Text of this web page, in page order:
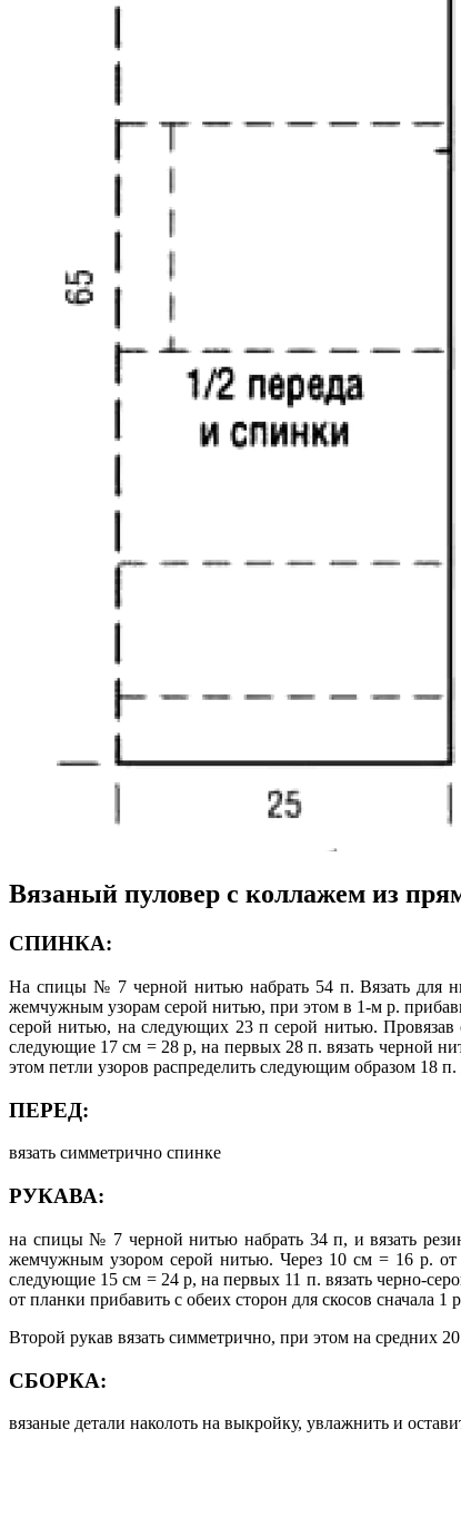
Вязаный пуловер с коллажем из
СПИНКА:
На спицы № 7 черной нитью набрать 54 п. Вязать для
жемчужным узорам серой нитью, при этом в 1-м р.
серой нитью, на следующих 23 п серой нитью.
следующие 17 см = 28 р, на первых 28 п. вязать черной
этом петли узоров распределить следующим образом 18
ПЕРЕД:
вязать симметрично спинке
РУКАВА:
на спицы № 7 черной нитью набрать 34 п, и вязать
жемчужным узором серой нитью. Через 10 см = 16 р.
следующие 15 см = 24 р, на первых 11 п. вязать черно-
от планки прибавить с обеих сторон для скосов сначала
Второй рукав вязать симметрично, при этом на средних
СБОРКА:
вязаные детали наколоть на выкройку, увлажнить и